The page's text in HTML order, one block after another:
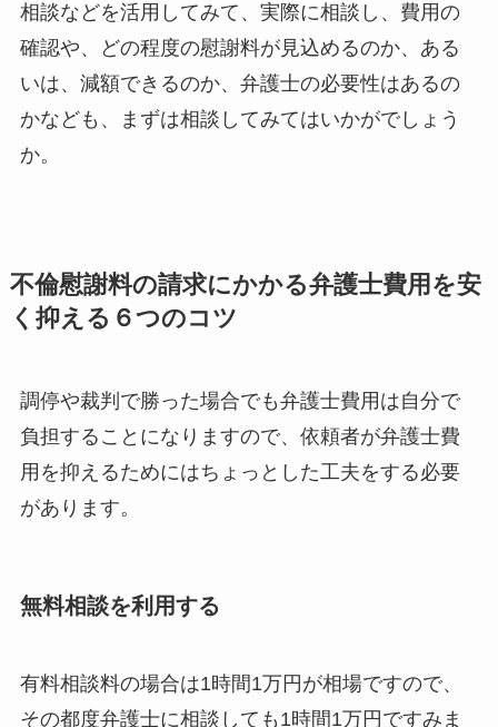
相談などを活用してみて、実際に相談し、費用の
確認や、どの程度の慰謝料が見込めるのか、ある
いは、減額できるのか、弁護士の必要性はあるの
かなども、まずは相談してみてはいかがでしょう
か。
不倫慰謝料の請求にかかる弁護士費用を安
く抑える６つのコツ
調停や裁判で勝った場合でも弁護士費用は自分で
負担することになりますので、依頼者が弁護士費
用を抑えるためにはちょっとした工夫をする必要
があります。
無料相談を利用する
有料相談料の場合は1時間1万円が相場ですので、
その都度弁護士に相談しても1時間1万円ですみま